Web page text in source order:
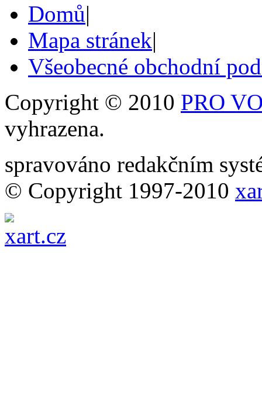
Domů|
Mapa stránek|
Všeobecné obchodní
Copyright © 2010 PRO
vyhrazena.
spravováno redakčním
© Copyright 1997-2010